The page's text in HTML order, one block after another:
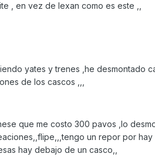
, en vez de lexan como es este ,,
yates y trenes ,he desmontado
de los cascos ,,,
que me costo 300 pavos ,lo
un repor por hay
hay debajo de un casco,,